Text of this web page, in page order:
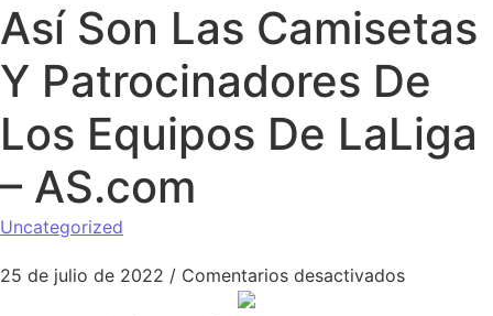
Así Son Las Camisetas
Y Patrocinadores De
Los Equipos De LaLiga
– AS.com
Uncategorized
25 de julio de 2022 / Comentarios desactivadosen Así